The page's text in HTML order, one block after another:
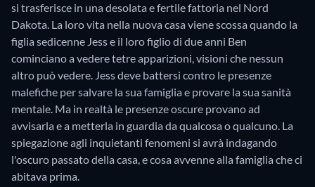
si trasferisce in una desolata e fertile fattoria nel Nord
Dakota. La loro vita nella nuova casa viene scossa quando la
figlia sedicenne Jess e il loro figlio di due anni Ben
cominciano a vedere tetre apparizioni, visioni che nessun
altro può vedere. Jess deve battersi contro le presenze
malefiche per salvare la sua famiglia e provare la sua sanità
mentale. Ma in realtà le presenze oscure provano ad
avvisarla e a metterla in guardia da qualcosa o qualcuno. La
spiegazione agli inquietanti fenomeni si avrà indagando
l'oscuro passato della casa, e cosa avvenne alla famiglia che ci
abitava prima.